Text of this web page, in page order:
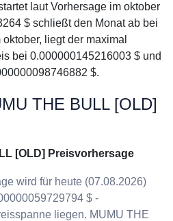
laut Vorhersage im oktober
$ schließt den Monat ab bei
liegt der maximal
bei 0.000000145216003 $ und
$.
THE BULL [OLD]
[OLD] Preisvorhersage
wird für heute (07.08.2026)
$ -
liegen. MUMU THE